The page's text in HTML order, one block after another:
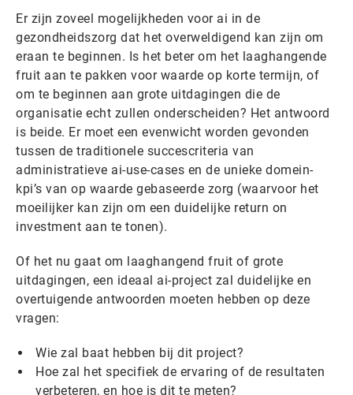
Er zijn zoveel mogelijkheden voor ai in de
gezondheidszorg dat het overweldigend kan zijn om
eraan te beginnen. Is het beter om het laaghangende
fruit aan te pakken voor waarde op korte termijn, of
om te beginnen aan grote uitdagingen die de
organisatie echt zullen onderscheiden? Het antwoord
is beide. Er moet een evenwicht worden gevonden
tussen de traditionele succescriteria van
administratieve ai-use-cases en de unieke domein-
kpi’s van op waarde gebaseerde zorg (waarvoor het
moeilijker kan zijn om een duidelijke return on
investment aan te tonen).
Of het nu gaat om laaghangend fruit of grote
uitdagingen, een ideaal ai-project zal duidelijke en
overtuigende antwoorden moeten hebben op deze
vragen:
Wie zal baat hebben bij dit project?
Hoe zal het specifiek de ervaring of de resultaten
verbeteren, en hoe is dit te meten?